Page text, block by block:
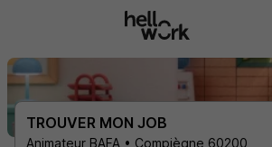
TROUVER MON JOB
Animateur BAFA • Compiègne 60200